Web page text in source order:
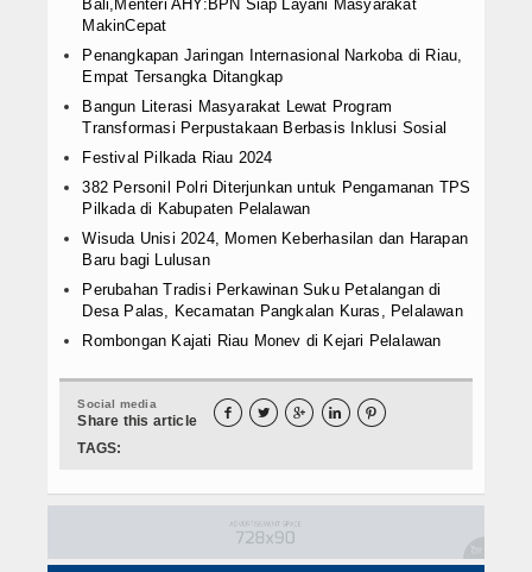
Bali,Menteri AHY:BPN Siap Layani Masyarakat
MakinCepat
Penangkapan Jaringan Internasional Narkoba di Riau,
Empat Tersangka Ditangkap
Bangun Literasi Masyarakat Lewat Program
Transformasi Perpustakaan Berbasis Inklusi Sosial
Festival Pilkada Riau 2024
382 Personil Polri Diterjunkan untuk Pengamanan TPS
Pilkada di Kabupaten Pelalawan
Wisuda Unisi 2024, Momen Keberhasilan dan Harapan
Baru bagi Lulusan
Perubahan Tradisi Perkawinan Suku Petalangan di
Desa Palas, Kecamatan Pangkalan Kuras, Pelalawan
Rombongan Kajati Riau Monev di Kejari Pelalawan
Social media
Share this article     
TAGS: